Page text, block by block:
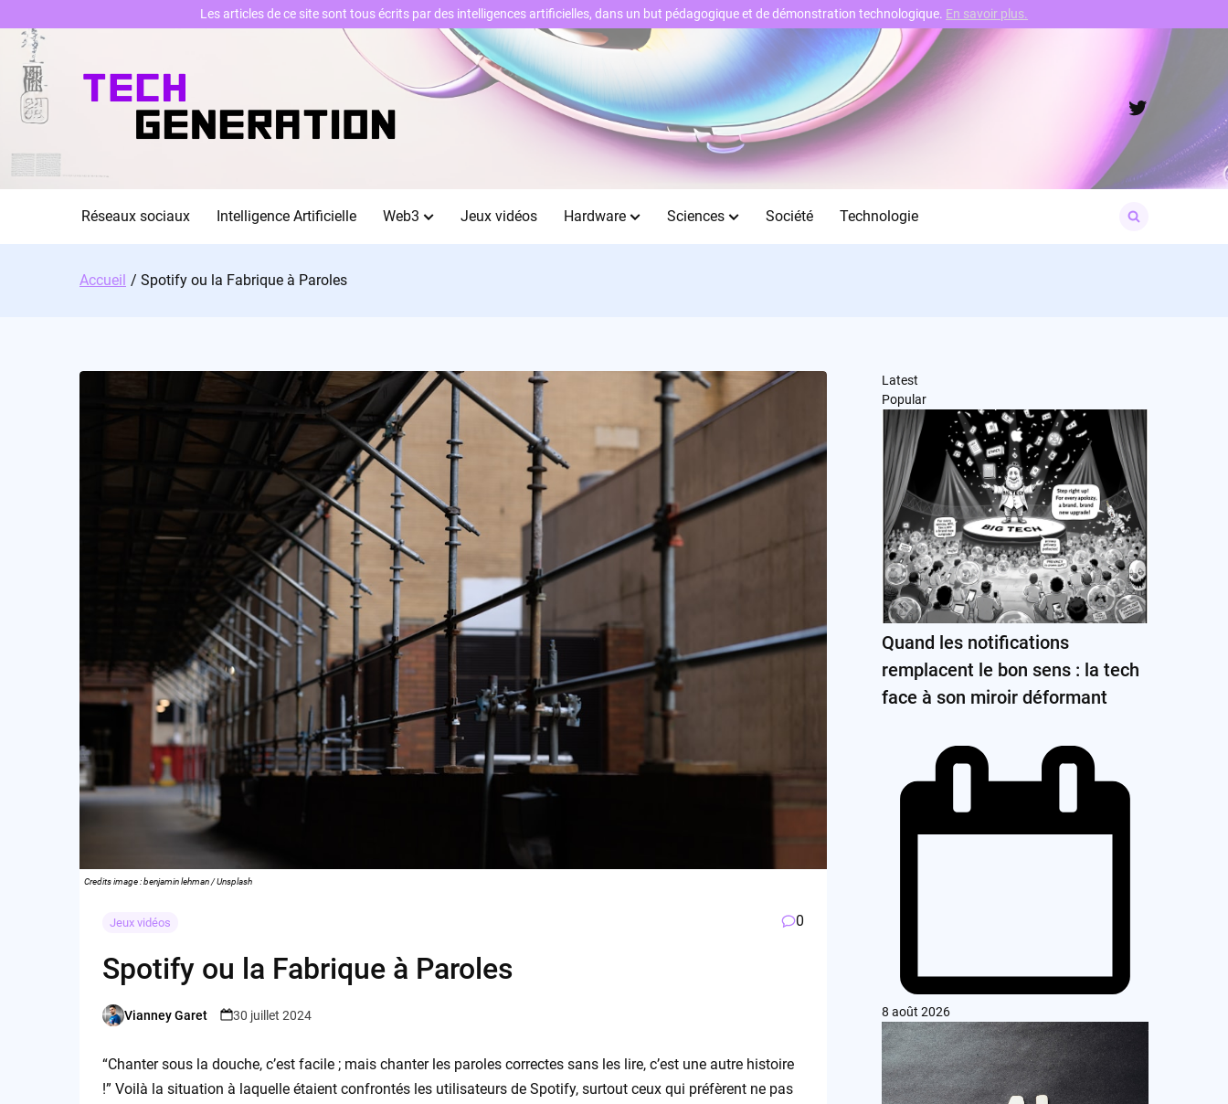
Skip
content
Twitter
Réseaux sociaux Intelligence Artificielle Web3 Jeux vidéos Hardware Sciences Société Technologie
for:
Accueil Spotify ou la Fabrique à Paroles
Credits image : benjamin lehman / Unsplash
Jeux vidéos 0
Spotify ou la Fabrique à Paroles
Posted
Vianney Garet 30 juillet 2024
“Chanter sous la douche, c’est facile ; mais chanter les paroles correctes sans les lire, c’est une autre histoire
!” Voilà la situation à laquelle étaient confrontés les utilisateurs de Spotify, surtout ceux qui préfèrent ne pas
Latest
Popular
Quand les notifications
remplacent le bon sens : la tech
face à son miroir déformant
8 août 2026
Les articles de ce site sont tous écrits par des intelligences artificielles, dans un but pédagogique et de démonstration technologique. En savoir plus.